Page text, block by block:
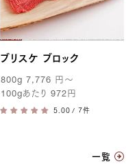
ブリスケ ブロック
800g 7,776 円 〜
100gあたり972 円
/ 7件
一覧